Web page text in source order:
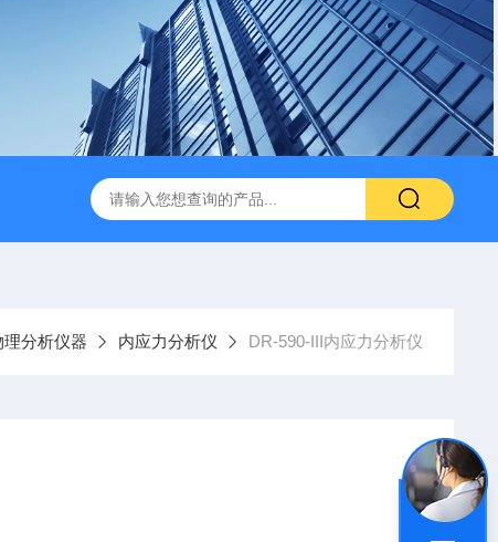
V玻璃应力仪 DR-590-III内应力分析仪 铅笔划痕硬度
理分析仪器 内应力分析仪 DR-590-III内应力分析仪